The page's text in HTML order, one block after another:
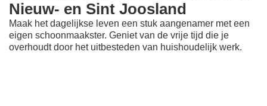
Nieuw- en Sint Joosland
Maak het dagelijkse leven een stuk aangenamer met een
eigen schoonmaakster. Geniet van de vrije tijd die je
overhoudt door het uitbesteden van huishoudelijk werk.